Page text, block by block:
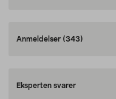
Anmeldelser (343)
Eksperten svarer